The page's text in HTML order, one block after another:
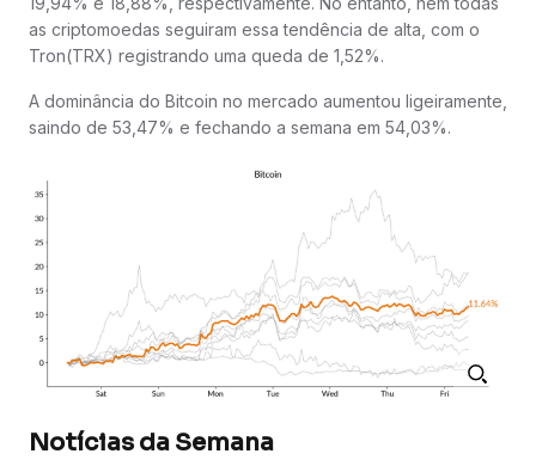
as criptomoedas seguiram essa tendência de alta, com o
Tron(TRX) registrando uma queda de 1,52%.
A dominância do Bitcoin no mercado aumentou ligeiramente,
saindo de 53,47% e fechando a semana em 54,03%.
Notícias da Semana